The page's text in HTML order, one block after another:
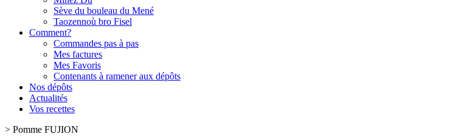
Sève du bouleau du Mené
Taozennoù bro Fisel
Comment?
Commandes pas à pas
Mes factures
Mes Favoris
Contenants à ramener aux dépôts
Nos dépôts
Actualités
Vos recettes
> Pomme FUJION